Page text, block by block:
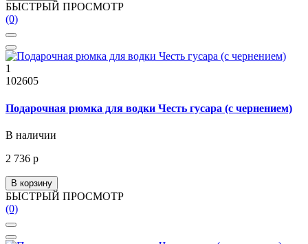
БЫСТРЫЙ ПРОСМОТР
(0)
1
102605
Подарочная рюмка для водки Честь гусара (с чернением)
В наличии
2 736 р
В корзину
БЫСТРЫЙ ПРОСМОТР
(0)